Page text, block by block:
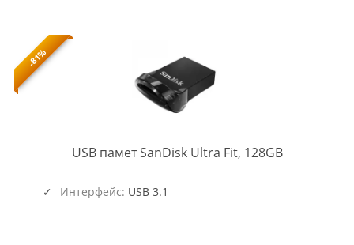
-81%
USB памет SanDisk Ultra Fit, 128GBSD-
Интерфейс: USB 3.1